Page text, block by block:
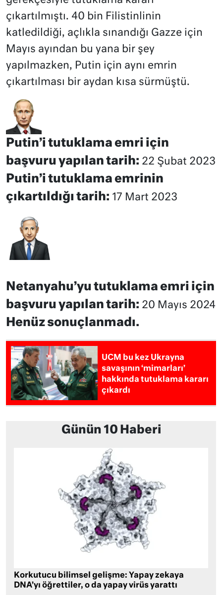
çıkartılmıştı. 40 bin Filistinlinin
katledildiği, açlıkla sınandığı Gazze için
Mayıs ayından bu yana bir şey
yapılmazken, Putin için aynı emrin
çıkartılması bir aydan kısa sürmüştü.
Putin’i tutuklama emri için
başvuru yapılan tarih: 22 Şubat 2023
Putin’i tutuklama emrinin
çıkartıldığı tarih: 17 Mart 2023
Netanyahu’yu tutuklama emri için
başvuru yapılan tarih: 20 Mayıs 2024
Henüz sonuçlanmadı.
UCM bu kez Ukrayna
savaşının ‘mimarları’
hakkında tutuklama kararı
çıkardı
Günün 10 Haberi
Korkutucu bilimsel gelişme: Yapay zekaya
DNA’yı öğrettiler, o da yapay virüs yarattı